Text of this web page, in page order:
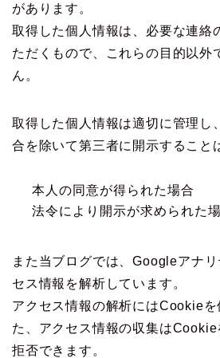
があります。
取得した個人情報は、必要な連絡
ただくもので、これらの目的以外
ん。
取得した個人情報は適切に管理し
合を除いて第三者に開示すること
本人の同意が得られた場合
法令により開示が求められた
また当ブログでは、Googleアナ
セス情報を解析しています。
アクセス情報の解析にはCookieを
た、アクセス情報の収集は
拒否できます。